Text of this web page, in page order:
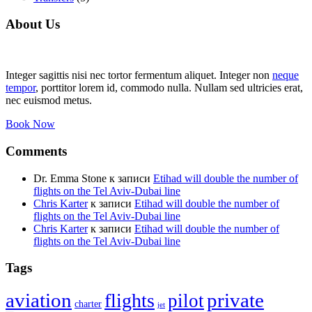
About Us
Integer sagittis nisi nec tortor fermentum aliquet. Integer non neque
tempor, porttitor lorem id, commodo nulla. Nullam sed ultricies erat,
nec euismod metus.
Book Now
Comments
Dr. Emma Stone к записи Etihad will double the number of
flights on the Tel Aviv-Dubai line
Chris Karterк записи Etihad will double the number of
flights on the Tel Aviv-Dubai line
Chris Karterк записи Etihad will double the number of
flights on the Tel Aviv-Dubai line
Tags
aviation charter flights jet pilotprivate